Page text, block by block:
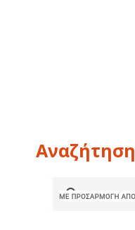
Αναζήτηση